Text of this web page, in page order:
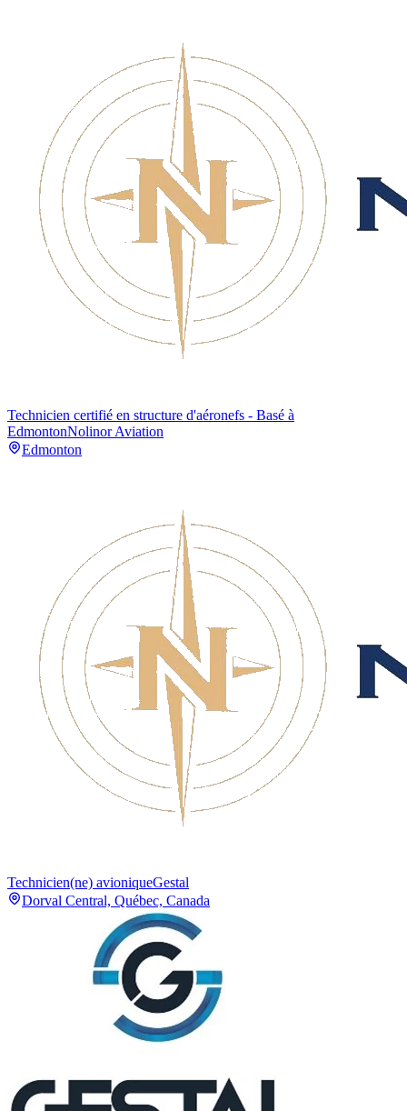
Technicien certifié en structure d'aéronefs - Basé à
EdmontonNolinor Aviation
Edmonton
Technicien(ne) avioniqueGestal
Dorval Central, Québec, Canada